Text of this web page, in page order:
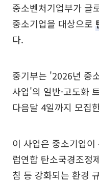
중소벤처기업부가 글
중소기업을 대상으로
다.
중기부는 '2026년 중
사업'의 일반·고도화
다음달 4일까지 모집
이 사업은 중소기업
럽연합 탄소국경조정
침 등 강화되는 환경